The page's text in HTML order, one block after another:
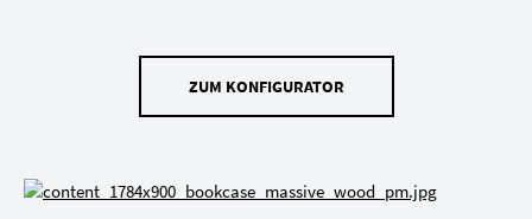
ZUM KONFIGURATOR